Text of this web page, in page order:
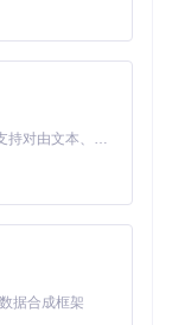
特性，通过减少
易失性存储的
文件状态层和
阶段：
MiniMax H3 是一个通用的全模态生成系统。它支持对由文本、图像、视频和音频组成的多模态上下文进行统一理解，并能生成分辨率高达 2K、时长可达 15 秒的带原生立体声音频的视频。得益于面向任务泛化的系统设计，H3 在预训练阶段就已具备广泛的多模态上下文理解与生成能力，能够出色地执行复杂的多模态指令。
据合成框架